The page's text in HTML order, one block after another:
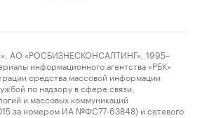
АО «РОСБИЗНЕСКОНСАЛТИНГ», 1995–
информационного агентства «РБК»
средства массовой информации
по надзору в сфере связи,
и массовых коммуникаций
за номером ИА №ФС77-63848) и сетевого